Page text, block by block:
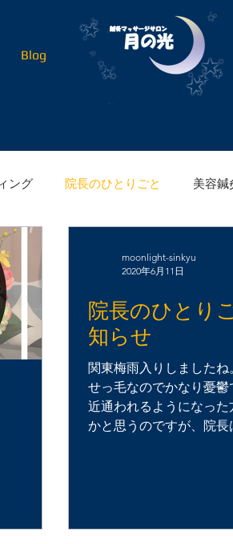
Blog
ング 院長のひとりごと 美容鍼
moonlight-sinkyu
2020年6月11日
院長のひとり
知らせ
関東梅雨入りしましたね
せっ毛なのでかなり憂鬱
近通われるようになった
かと思うのですが、院長